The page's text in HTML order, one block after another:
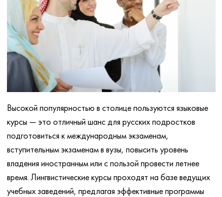
Высокой популярностью в столице пользуются языковые
курсы — это отличный шанс для русских подростков
подготовиться к международным экзаменам,
вступительным экзаменам в вузы, повысить уровень
владения иностранным или с пользой провести летнее
время. Лингвистические курсы проходят на базе ведущих
учебных заведений, предлагая эффективные программы